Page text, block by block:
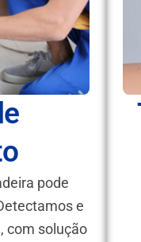
pode
e
com solução